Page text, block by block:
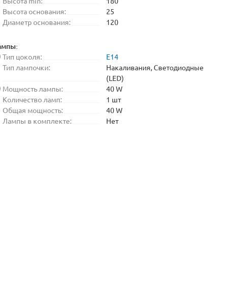
Высота основания:
25
Диаметр основания:
120
Тип цоколя:
E14
Тип лампочки:
Накаливания, Светодиодные
(LED)
Мощность лампы:
40 W
Количество ламп:
1 шт
Общая мощность:
40 W
Лампы в комплекте:
Нет